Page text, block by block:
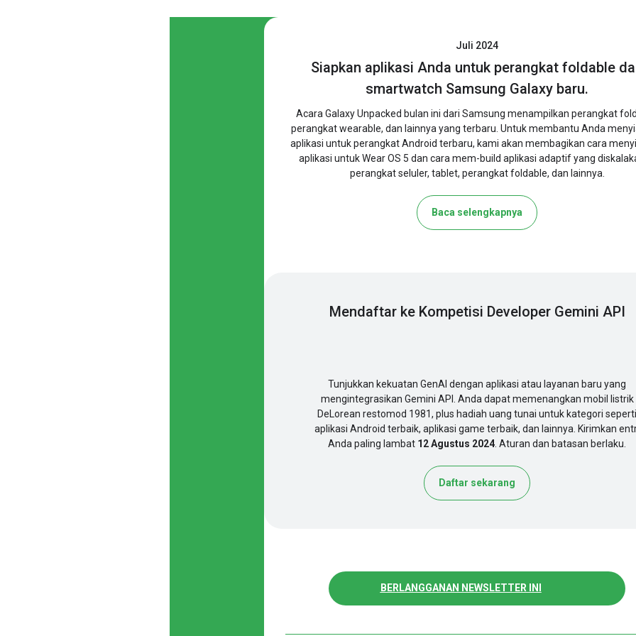
Juli 2024
Siapkan aplikasi Anda untuk perangkat foldable
smartwatch Samsung Galaxy baru.
Acara Galaxy Unpacked bulan ini dari Samsung menampilkan perangkat
perangkat wearable, dan lainnya yang terbaru. Untuk membantu Anda
aplikasi untuk perangkat Android terbaru, kami akan membagikan cara
aplikasi untuk Wear OS 5 dan cara mem-build aplikasi adaptif yang
perangkat seluler, tablet, perangkat foldable, dan lainnya.
Baca selengkapnya
Mendaftar ke Kompetisi Developer Gemini API
Tunjukkan kekuatan GenAI dengan aplikasi atau layanan baru yang
mengintegrasikan Gemini API. Anda dapat memenangkan mobil listrik
DeLorean restomod 1981, plus hadiah uang tunai untuk kategori seperti
aplikasi Android terbaik, aplikasi game terbaik, dan lainnya. Kirimkan
Anda paling lambat 12 Agustus 2024 . Aturan dan batasan berlaku.
Daftar sekarang
BERLANGGANAN NEWSLETTER INI